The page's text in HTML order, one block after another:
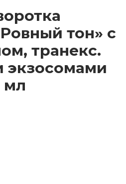
тон» с
транекс.
экзосомами
мл